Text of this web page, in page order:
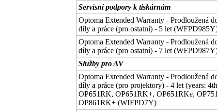
Servisní podpory k tiskárnám
Optoma Extended Warranty - Prodloužená
díly a práce (pro ostatní) - 5 let
Optoma Extended Warranty - Prodloužená
díly a práce (pro ostatní) - 7 let
Služby pro AV
Optoma Extended Warranty - Prodloužená
díly a práce (pro projektory) - 4 let (years:
OP651RK, OP651RK+, OP651RKe,
OP861RK+ (WIFPD7Y)